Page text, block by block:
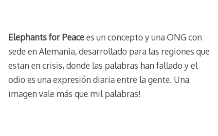
Elephants for Peacees un concepto y una ONG con
sede en Alemania, desarrollado para las regiones que
estan en crisis, donde las palabras han fallado y el
odio es una expresión diaria entre la gente. Una
imagen vale más que mil palabras!